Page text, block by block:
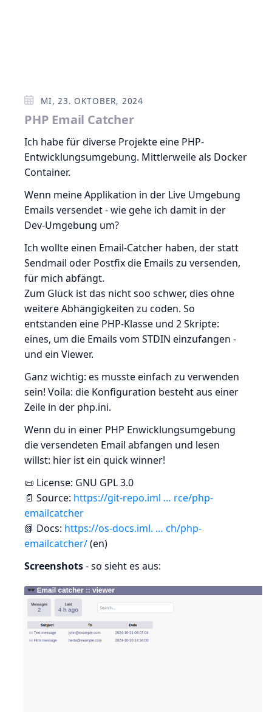
MI, 23. OKTOBER, 2024
PHP Email Catcher
Ich habe für diverse Projekte eine PHP-
Entwicklungsumgebung. Mittlerweile als Docker
Container.
Wenn meine Applikation in der Live Umgebung
Emails versendet - wie gehe ich damit in der
Dev-Umgebung um?
Ich wollte einen Email-Catcher haben, der statt
Sendmail oder Postfix die Emails zu versenden,
für mich abfängt.
Zum Glück ist das nicht soo schwer, dies ohne
weitere Abhängigkeiten zu coden. So
entstanden eine PHP-Klasse und 2 Skripte:
eines, um die Emails vom STDIN einzufangen -
und ein Viewer.
Ganz wichtig: es musste einfach zu verwenden
sein! Voila: die Konfiguration besteht aus einer
Zeile in der php.ini.
Wenn du in einer PHP Enwicklungsumgebung
die versendeten Email abfangen und lesen
willst: hier ist ein quick winner!
📜 License: GNU GPL 3.0
📄 Source: https://git-repo.iml … rce/php-
emailcatcher
📗 Docs: https://os-docs.iml. … ch/php-
emailcatcher/(en)
Screenshots- so sieht es aus: